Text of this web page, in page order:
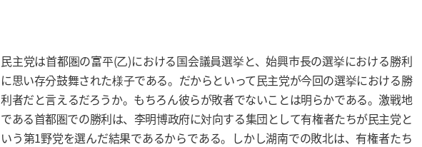
民主党は首都圏の富平(乙)における国会議員選挙と、始興市長の選挙における勝利
に思い存分鼓舞された様子である。だからといって民主党が今回の選挙における勝
利者だと言えるだろうか。もちろん彼らが敗者でないことは明らかである。激戦地
である首都圏での勝利は、李明博政府に対向する集団として有権者たちが民主党と
いう第1野党を選んだ結果であるからである。しかし湖南での敗北は、有権者たち